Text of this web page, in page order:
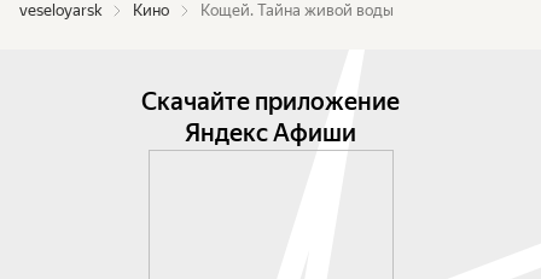
veseloyarsk Кино Кощей. Тайна живой воды
Скачайте приложение
Яндекс Афиши